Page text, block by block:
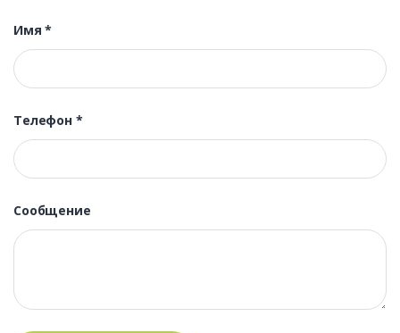
Имя*
Телефон *
Сообщение